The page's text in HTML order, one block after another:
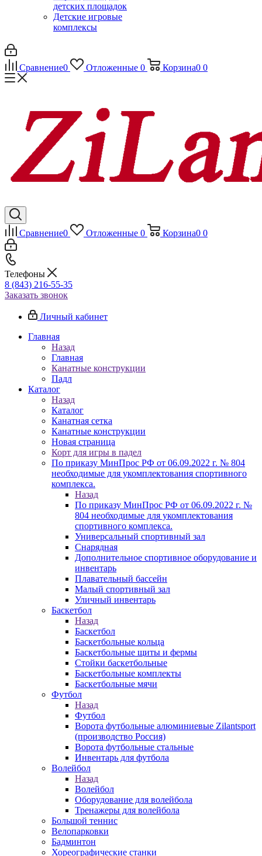
детских площадок
Детские игровые
комплексы
Сравнение0 Отложенные 0 Корзина0 0
Сравнение0 Отложенные 0 Корзина0 0
Телефоны
8 (843) 216-55-35
Заказать звонок
Личный кабинет
Главная
Назад
Главная
Канатные конструкции
Падл
Каталог
Назад
Каталог
Канатная сетка
Канатные конструкции
Новая страница
Корт для игры в падел
По приказу МинПрос РФ от 06.09.2022 г. № 804
необходимые для укомплектования спортивного
комплекса.
Назад
По приказу МинПрос РФ от 06.09.2022 г. №
804 необходимые для укомплектования
спортивного комплекса.
Универсальный спортивный зал
Снарядная
Дополнительное спортивное оборудование и
инвентарь
Плавательный бассейн
Малый спортивный зал
Уличный инвентарь
Баскетбол
Назад
Баскетбол
Баскетбольные кольца
Баскетбольные щиты и фермы
Стойки баскетбольные
Баскетбольные комплекты
Баскетбольные мячи
Футбол
Назад
Футбол
Ворота футбольные алюминиевые Zilantsport
(производство Россия)
Ворота футбольные стальные
Инвентарь для футбола
Волейбол
Назад
Волейбол
Оборудование для волейбола
Тренажеры для волейбола
Большой теннис
Велопарковки
Бадминтон
Хореографические станки